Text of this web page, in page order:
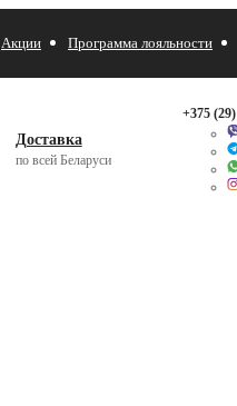
Акции Программа лояльности
Доставка
по всей Беларуси
+375 (29)